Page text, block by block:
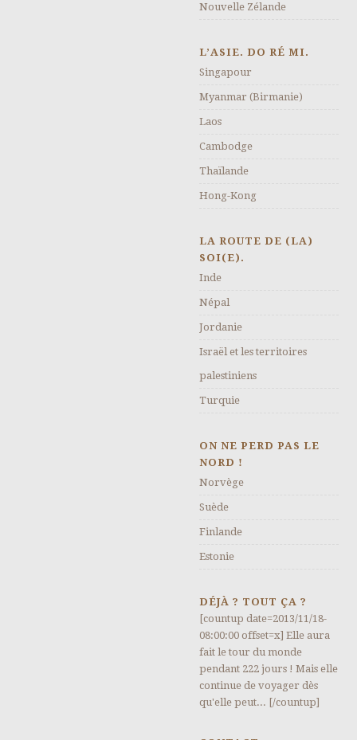
Nouvelle Zélande
L’ASIE. DO RÉ MI.
Singapour
Myanmar (Birmanie)
Laos
Cambodge
Thaïlande
Hong-Kong
LA ROUTE DE (LA)
SOI(E).
Inde
Népal
Jordanie
Israël et les territoires
palestiniens
Turquie
ON NE PERD PAS LE
NORD !
Norvège
Suède
Finlande
Estonie
DÉJÀ ? TOUT ÇA ?
[countup date=2013/11/18-
08:00:00 offset=x] Elle aura
fait le tour du monde
pendant 222 jours ! Mais elle
continue de voyager dès
qu'elle peut... [/countup]